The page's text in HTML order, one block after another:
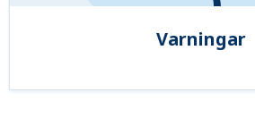
Varningar